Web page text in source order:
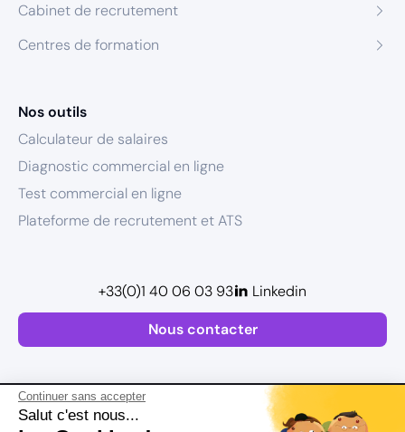
Continuer sans accepter
Salut c'est nous...
Cabinet de recrutement
Centres de formation
Nos outils
Calculateur de salaires
Diagnostic commercial en ligne
Test commercial en ligne
Plateforme de recrutement et ATS
Nous contacter
+33(0)1 40 06 03 93 Linkedin